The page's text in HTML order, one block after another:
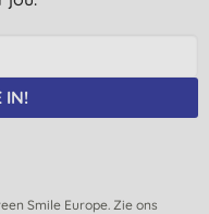
IN!
Smile Europe. Zie ons